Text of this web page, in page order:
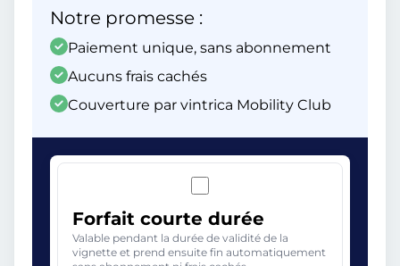
Notre promesse :
Paiement unique, sans abonnement
Aucuns frais cachés
Couverture par vintrica Mobility Club
Forfait courte durée
Valable pendant la durée de validité de la
vignette et prend ensuite fin automatiquement